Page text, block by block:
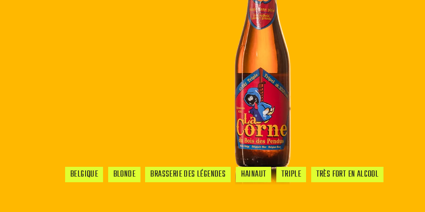
BELGIQUE BLONDE BRASSERIE DES LÉGENDES HAINAUT TRIPLE TRÈS FORT EN ALCOOL